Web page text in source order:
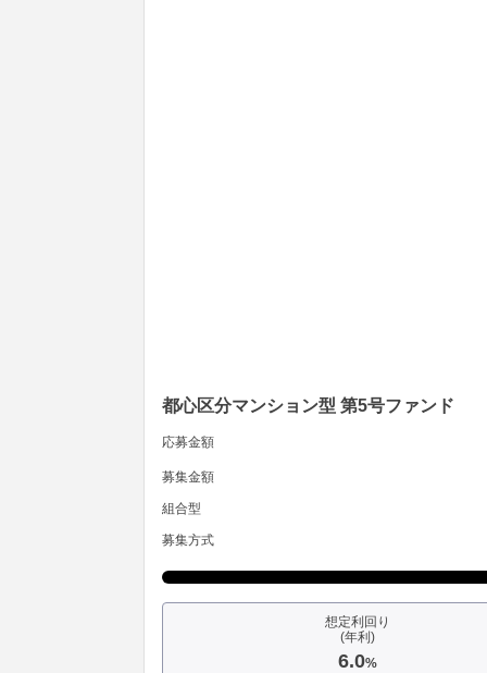
都心区分マンション型 第5号ファンド
応募金額
募集金額
組合型
募集方式
想定利回り
(年利)
6.0%